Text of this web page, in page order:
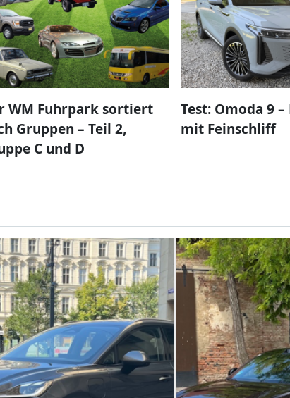
WM Fuhrpark sortiert
Gruppen – Teil 2,
C und D
Test: Omoda 9
mit Feinschliff